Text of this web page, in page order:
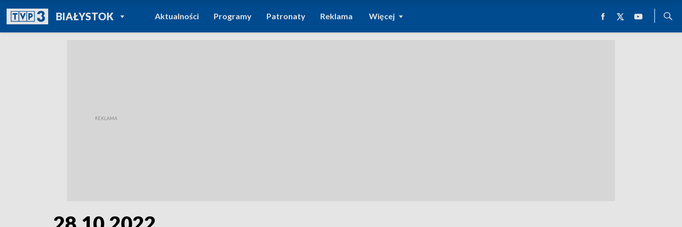
BIAŁYSTOKPOWRÓT DO
TVP REGIONY
Aktualności Programy Patronaty Reklama Więcej